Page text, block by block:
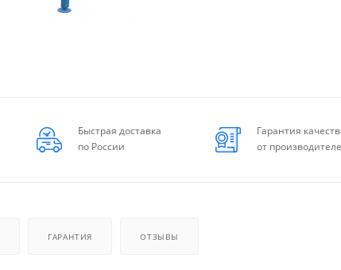
Быстрая доставка
по России
Гарантия
от
ГАРАНТИЯ ОТЗЫВЫ